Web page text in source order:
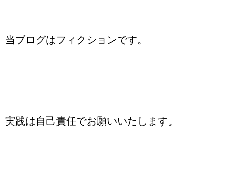
当ブログはフィクションです。
実践は自己責任でお願いいたします。